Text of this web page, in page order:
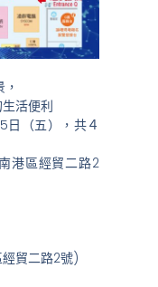
活便利
日（五），共４
港區經貿二路2
貿二路2號)